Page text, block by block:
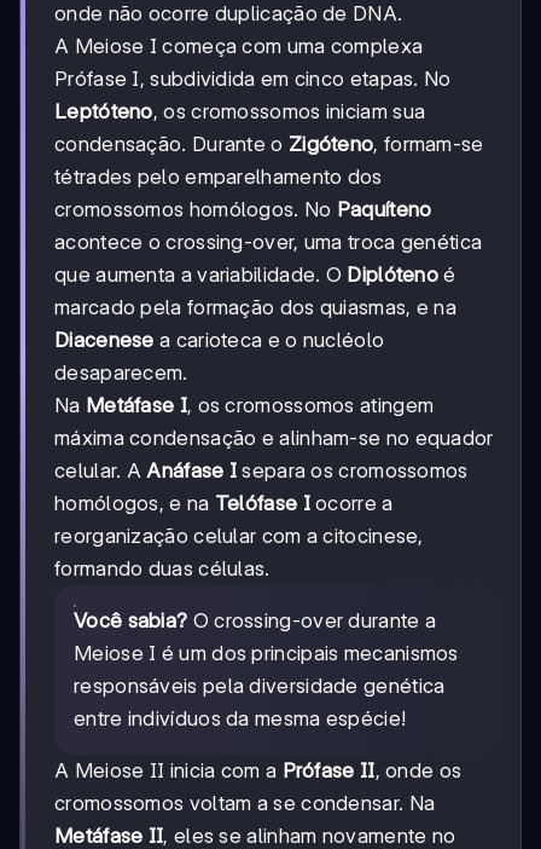
onde não ocorre duplicação de DNA.
A Meiose I começa com uma complexa
Prófase I, subdividida em cinco etapas. No
Leptóteno, os cromossomos iniciam sua
condensação. Durante o Zigóteno, formam-se
tétrades pelo emparelhamento dos
cromossomos homólogos. No Paquíteno
acontece o crossing-over, uma troca genética
que aumenta a variabilidade. O Diplóteno é
marcado pela formação dos quiasmas, e na
Diacenese a carioteca e o nucléolo
desaparecem.
Na Metáfase I, os cromossomos atingem
máxima condensação e alinham-se no equador
celular. A Anáfase I separa os cromossomos
homólogos, e na Telófase Iocorre a
reorganização celular com a citocinese,
formando duas células.
Você sabia? O crossing-over durante a
Meiose I é um dos principais mecanismos
responsáveis pela diversidade genética
entre indivíduos da mesma espécie!
A Meiose II inicia com a Prófase II, onde os
cromossomos voltam a se condensar. Na
Metáfase II, eles se alinham novamente no